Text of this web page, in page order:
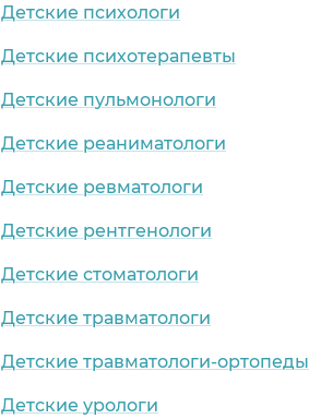
Детские психологи
Детские психотерапевты
Детские пульмонологи
Детские реаниматологи
Детские ревматологи
Детские рентгенологи
Детские стоматологи
Детские травматологи
Детские травматологи-ортопеды
Детские урологи